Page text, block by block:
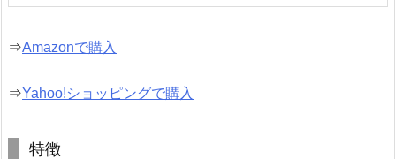
⇒Amazonで購入
⇒Yahoo!ショッピングで購入
特徴